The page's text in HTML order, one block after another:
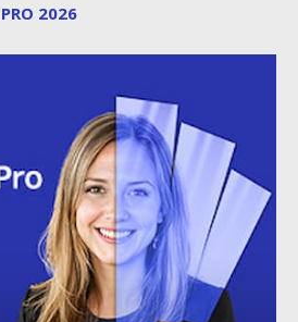
2026